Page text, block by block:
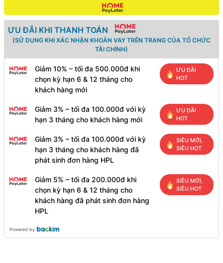
ƯU ĐÃI KHI THANH TOÁN
(SỬ DỤNG KHI XÁC NHẬN KHOẢN VAY TRÊN TRANG CỦA TỔ CHỨC
TÀI CHÍNH)
Giảm 10% – tối đa 500.000đ khi
chọn kỳ hạn 6 & 12 tháng cho
khách hàng mới
ƯU ĐÃI
HOT
Giảm 3% – tối đa 100.000đ với kỳ
hạn 3 tháng cho khách hàng mới
ƯU ĐÃI
HOT
Giảm 3% – tối đa 100.000đ với kỳ
hạn 3 tháng cho khách hàng đã
phát sinh đơn hàng HPL
SIÊU MỚI,
SIÊU HOT
Giảm 5% – tối đa 200.000đ khi
chọn kỳ hạn 6 & 12 tháng cho
khách hàng đã phát sinh đơn hàng
HPL
SIÊU MỚI,
SIÊU HOT
Powered by